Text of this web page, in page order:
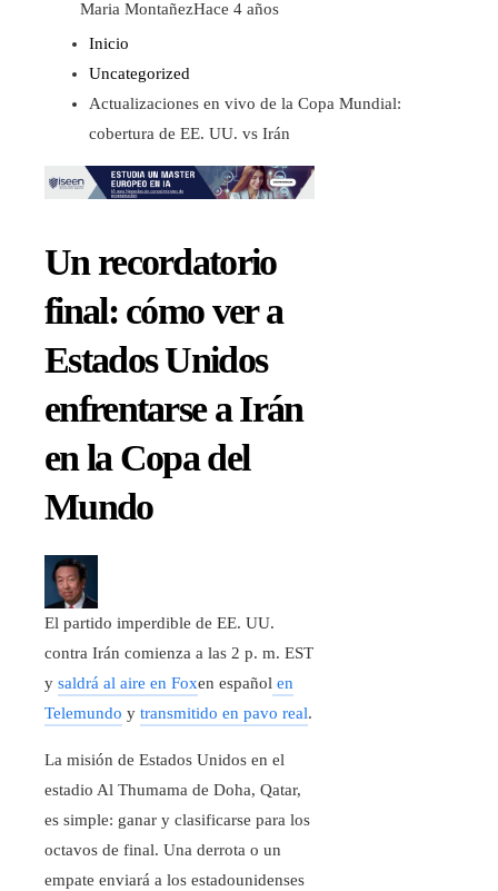
Maria MontañezHace 4 años
Inicio
Uncategorized
Actualizaciones en vivo de la Copa Mundial:
cobertura de EE. UU. vs Irán
Un recordatorio
final: cómo ver a
Estados Unidos
enfrentarse a Irán
en la Copa del
Mundo
El partido imperdible de EE. UU.
contra Irán comienza a las 2 p. m. EST
y saldrá al aire en Foxen español en
Telemundo y transmitido en pavo real.
La misión de Estados Unidos en el
estadio Al Thumama de Doha, Qatar,
es simple: ganar y clasificarse para los
octavos de final. Una derrota o un
empate enviará a los estadounidenses